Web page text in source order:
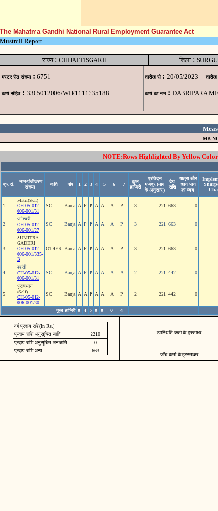
The Mahatma Gandhi National Rural Employment Guarantee Act
Mustroll Report
राज्य: CHHATTISGARH जिला :
मस्टर रोल संख्या : 6751 तारीख से : 20/05/2023 तारीख
कार्य-संहित : 3305012006/WH/1111335188 कार्य का नाम : DABRIPARA
MB
NOTE:Rows Highlighted By Yellow
क्र.सं.
नाम/पंजीकरण
संख्या
जाति गांव 1 2 3 4 5 6 7
कुल
हाजिरी
प्रतिदन
मजदूर (माप
के अनुसार )
देय
राशि
यात्रा और
खान पान
का व्यय
1
Matri(Self)
CH-05-012-
006-001/31
SC Banja A P P A A A P 3 221 663 0
2
धनेश्‍वरी
CH-05-012-
006-001/27
SC Banja A P P A A A P 3 221 663 0
3
SUMITRA
GADERI
CH-05-012-
006-001/335-
B
OTHER Banja A P P A A A P 3 221 663 0
4
बशंती
CH-05-012-
006-001/31
SC Banja A P P A A A A 2 221 442 0
5
भुरूषभान
(Self)
CH-05-012-
006-001/30
SC Banja A A P A A A P 2 221 442 0
कुल हाजिरी 0 4 5 0 0 0 4
वर्ग प्रदाय राशि(In Rs.)
प्रदाय राशि अनुसूचित जाति
2210
प्रदाय राशि अनुसूचित जनजाति
0
प्रदाय राशि अन्य
663
उपस्थिति कर्ता के हस्ताक्षर
जॉच कर्ता के ह्रस्ताक्षर